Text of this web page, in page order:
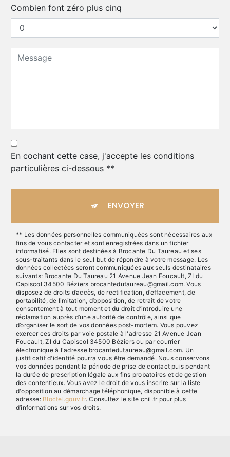
Combien font zéro plus cinq
En cochant cette case, j'accepte les conditions
particulières ci-dessous **
ENVOYER
** Les données personnelles communiquées sont nécessaires aux
fins de vous contacter et sont enregistrées dans un fichier
informatisé. Elles sont destinées à Brocante Du Taureau et ses
sous-traitants dans le seul but de répondre à votre message. Les
données collectées seront communiquées aux seuls destinataires
suivants: Brocante Du Taureau 21 Avenue Jean Foucault, ZI du
Capiscol 34500 Béziers brocantedutaureau@gmail.com. Vous
disposez de droits d’accès, de rectification, d’effacement, de
portabilité, de limitation, d’opposition, de retrait de votre
consentement à tout moment et du droit d’introduire une
réclamation auprès d’une autorité de contrôle, ainsi que
d’organiser le sort de vos données post-mortem. Vous pouvez
exercer ces droits par voie postale à l'adresse 21 Avenue Jean
Foucault, ZI du Capiscol 34500 Béziers ou par courrier
électronique à l'adresse brocantedutaureau@gmail.com. Un
justificatif d'identité pourra vous être demandé. Nous conservons
vos données pendant la période de prise de contact puis pendant
la durée de prescription légale aux fins probatoires et de gestion
des contentieux. Vous avez le droit de vous inscrire sur la liste
d'opposition au démarchage téléphonique, disponible à cette
adresse: Bloctel.gouv.fr. Consultez le site cnil.fr pour plus
d’informations sur vos droits.